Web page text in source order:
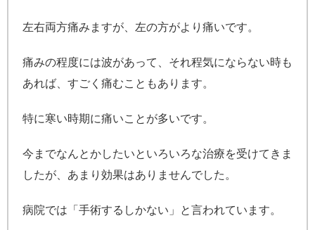
左右両方痛みますが、左の方がより痛いです。
痛みの程度には波があって、それ程気にならない時も
あれば、すごく痛むこともあります。
特に寒い時期に痛いことが多いです。
今までなんとかしたいといろいろな治療を受けてきま
したが、あまり効果はありませんでした。
病院では「手術するしかない」と言われています。